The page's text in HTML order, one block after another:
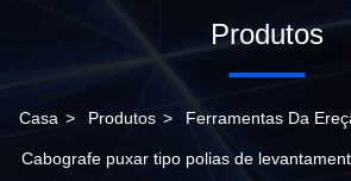
Produtos
Casa > Produtos > Ferramentas Da
Cabografe puxar tipo polias de